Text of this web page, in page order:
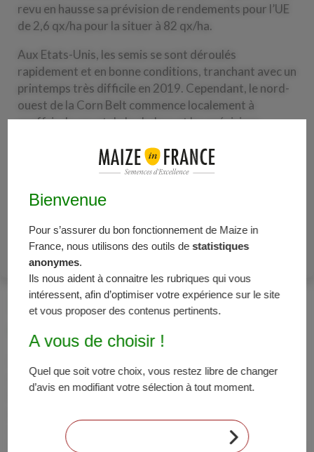
revu en hausse sa prévision de rendements pour l’UE
de 2,6 qx/ha pour la situer à 82 qx/ha.
Aux Etats-Unis, les semis se sont déroulés
rapidement et en bonne conditions, tranchant avec un
printemps très difficile en 2019. Cependant, le nord-
ouest de la Corn Belt commence localement à
souffrir du sec et de la chaleur et les prévisions
Alors que le bilan américain devrait être très lourd du
fait de la hausse des surfaces, les fonds non-
importante pour cette période. Les variations de la
météo pourraient donc les inciter à couvrir leur
position, un facteur de volatilité des cours.
Reprise difficile de l’activité
reculer, permettant le déconfinement et la reprise de
l’activité économique, l’économie mondiale ne devrait
ailleurs, les marchés s’inquiètent de la reprise de
l’épidémie en Chine, avec de nouveaux foyers à Pékin, de
Bienvenue
Pour s’assurer du bon fonctionnement de Maize in
France, nous utilisons des outils destatistiques
anonymes.
Ils nous aident à connaitre les rubriques qui vous
intéressent, afin d’optimiser votre expérience sur le site
et vous proposer des contenus pertinents.
A vous de choisir !
Quel que soit votre choix, vous restez libre de changer
d’avis en modifiant votre sélection à tout moment.